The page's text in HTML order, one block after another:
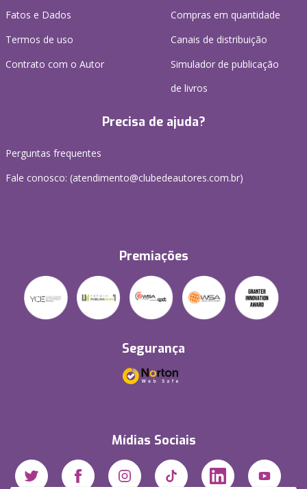
Fatos e Dados
Termos de uso
Contrato com o Autor
Compras em quantidade
Canais de distribuição
Simulador de publicação
de livros
Precisa de ajuda?
Perguntas frequentes
Fale conosco: (atendimento@clubedeautores.com.br)
Premiações
Segurança
Mídias Sociais